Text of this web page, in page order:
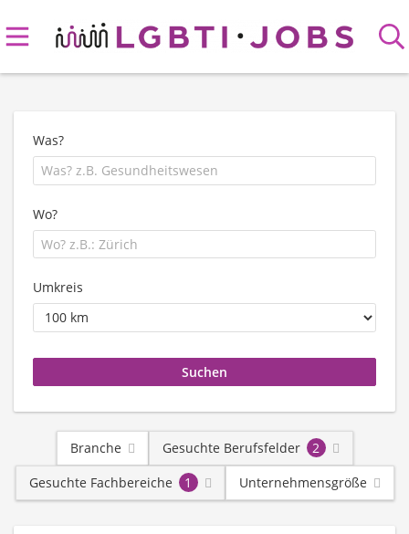
Was?
Wo?
Umkreis
Branche Gesuchte Berufsfelder
2
Gesuchte Fachbereiche
1 Unternehmensgröße